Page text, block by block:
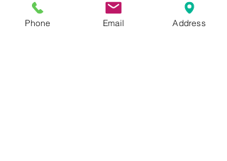
最新記事 すべて表示
Phone Email Address